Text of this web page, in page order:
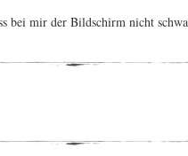
bei mir der Bildschirm nicht